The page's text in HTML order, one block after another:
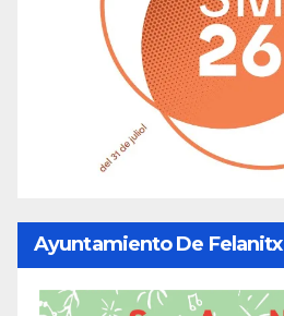
Ayuntamiento De Felanitx